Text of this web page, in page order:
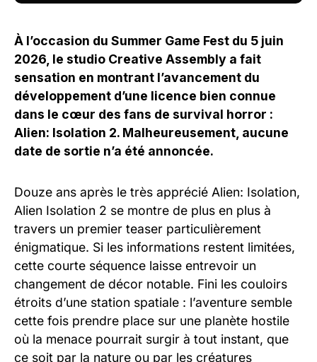
À l’occasion du Summer Game Fest du 5 juin
2026, le studio Creative Assembly a fait
sensation en montrant l’avancement du
développement d’une licence bien connue
dans le cœur des fans de survival horror :
Alien: Isolation 2. Malheureusement, aucune
date de sortie n’a été annoncée.
Douze ans après le très apprécié Alien: Isolation,
Alien Isolation 2 se montre de plus en plus à
travers un premier teaser particulièrement
énigmatique. Si les informations restent limitées,
cette courte séquence laisse entrevoir un
changement de décor notable. Fini les couloirs
étroits d’une station spatiale : l’aventure semble
cette fois prendre place sur une planète hostile
où la menace pourrait surgir à tout instant, que
ce soit par la nature ou par les créatures